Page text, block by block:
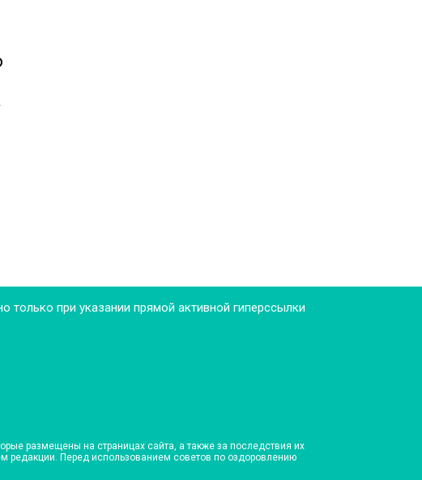
при указании прямой активной гиперссылки
размещены на страницах сайта, а также за последствия их
редакции. Перед использованием советов по оздоровлению